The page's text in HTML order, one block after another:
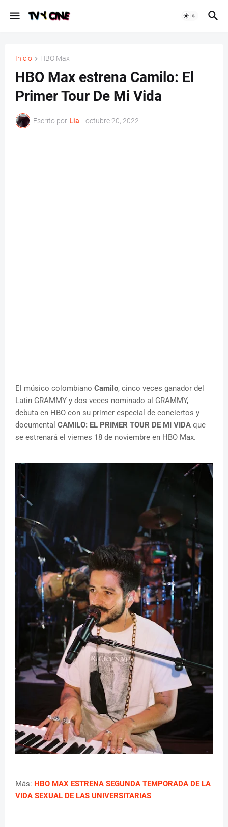
Inicio HBO Max
HBO Max estrena Camilo: El
Primer Tour De Mi Vida
Escrito por Lia - octubre 20, 2022
El músico colombiano Camilo, cinco veces ganador del
Latin GRAMMY y dos veces nominado al GRAMMY,
debuta en HBO con su primer especial de conciertos y
documental CAMILO: EL PRIMER TOUR DE MI VIDA que
se estrenará el viernes 18 de noviembre en HBO Max.
Más: HBO MAX ESTRENA SEGUNDA TEMPORADA DE LA
VIDA SEXUAL DE LAS UNIVERSITARIAS